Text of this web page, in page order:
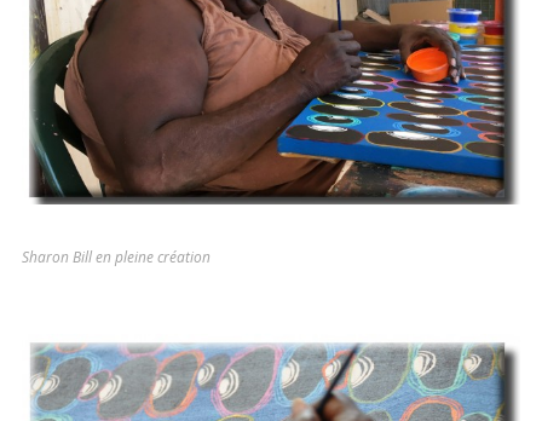
Sharon Bill en pleine création